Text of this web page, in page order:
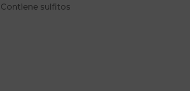
Contiene sulfitos